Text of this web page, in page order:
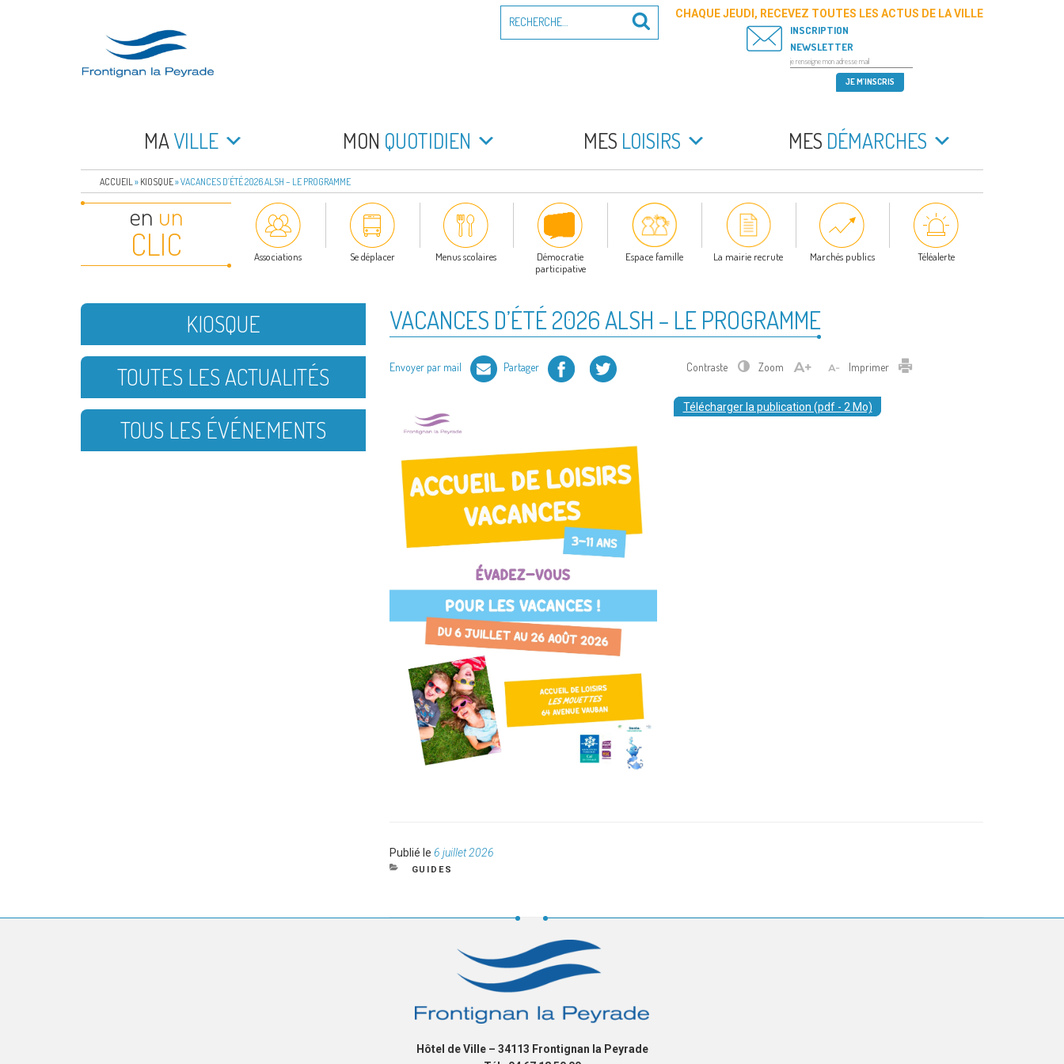
FRONTIGNAN LA PEYRADE
pour
Recherche
CHAQUE JEUDI, RECEVEZ TOUTES LES ACTUS DE LA VILLE
INSCRIPTION
NEWSLETTER
MAVILLE MON QUOTIDIEN MES LOISIRS MES DÉMARCHES
ACCUEIL » KIOSQUE»VACANCES D’ÉTÉ 2026 ALSH – LE PROGRAMME
en un
CLIC Associations Se déplacer Menus scolaires
Démocratie
participative
Espace famille La mairie recrute Marchés publics Téléalerte
VACANCES D’ÉTÉ 2026 ALSH – LE PROGRAMME
Envoyer par mail Partager Facebook Twitter Contraste Zoom Imprimer Imprimer
Télécharger la publication (pdf - 2 Mo)
Publié le Publié
le
6 juillet 2026
CATÉGORIES
GUIDES
KIOSQUE
TOUTES LES ACTUALITÉS
TOUS LES ÉVÉNEMENTS
Hôtel de Ville – 34113 Frontignan la Peyrade